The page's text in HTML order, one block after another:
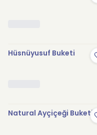
Hüsnüyusuf Buketi
Natural Ayçiçeği Buketi